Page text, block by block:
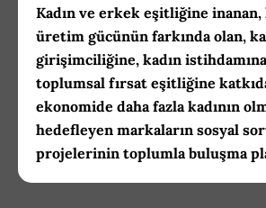
Kadın ve erkek eşitliğine inanan,
üretim gücünün farkında olan,
girişimciliğine, kadın
toplumsal fırsat eşitliğine
ekonomide daha fazla kadının
hedefleyen markaların sosyal
projelerinin toplumla buluşma